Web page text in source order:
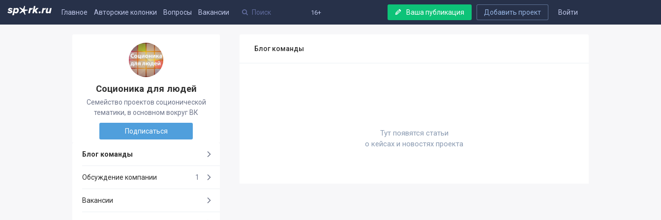
Войти
Добавить проект
Главное Авторские колонки Вопросы Вакансии Ваша публикация
16+
Соционика для людей
Семейство проектов соционической
тематики, в основном вокруг ВК
Подписаться
Блог команды
Обсуждение компании 1
Вакансии
Блог команды
Тут появятся статьи
о кейсах и новостях проекта